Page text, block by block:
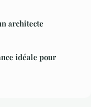
architecte
idéale pour